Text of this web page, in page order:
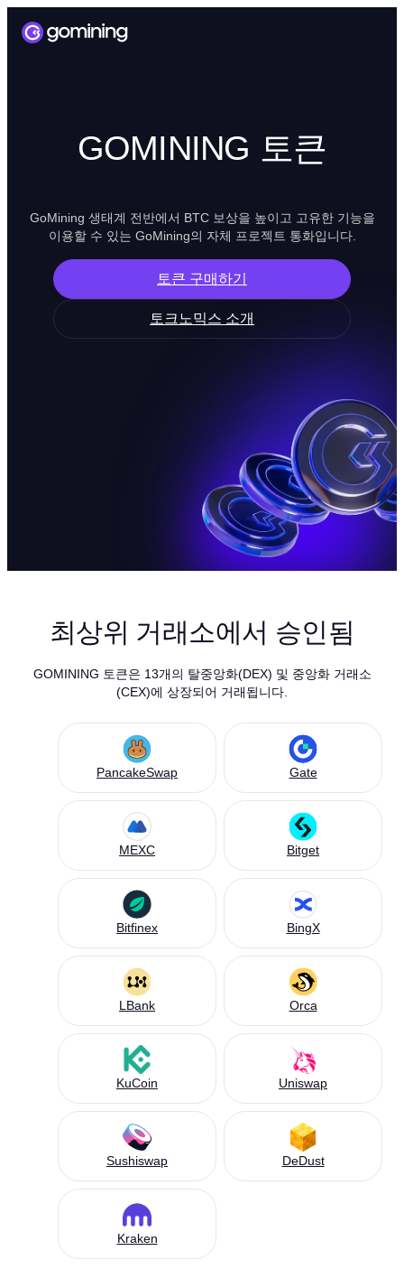
GOMINING 토큰
GoMining 생태계 전반에서 BTC 보상을 높이고 고유한 기능을
이용할 수 있는 GoMining의 자체 프로젝트 통화입니다.
토큰 구매하기
토크노믹스 소개
최상위 거래소에서 승인됨
GOMINING 토큰은 13개의 탈중앙화(DEX) 및 중앙화 거래소
(CEX)에 상장되어 거래됩니다.
PancakeSwap Gate
MEXC Bitget
Bitfinex BingX
LBank Orca
KuCoin Uniswap
Sushiswap DeDust
Kraken